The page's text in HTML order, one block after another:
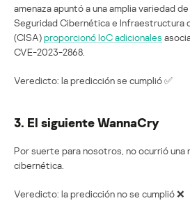
amenaza apuntó a una amplia variedad
Seguridad Cibernética e Infraestructura
(CISA)proporcionó IoC adicionales
CVE-2023-2868.
Veredicto: la predicción se cumplió ✅
3. El siguiente WannaCry
Por suerte para nosotros, no ocurrió una
cibernética.
Veredicto: la predicción no se cumplió ❌